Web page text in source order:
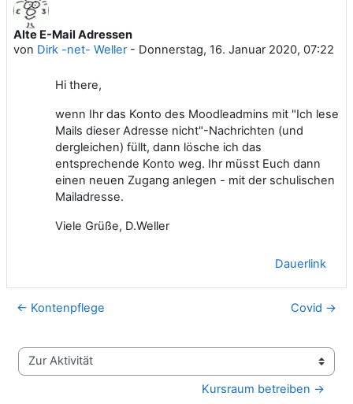
Alte E-Mail Adressen
von Dirk -net- Weller- Donnerstag, 16. Januar 2020, 07:22
Anzahl Antworten: 0
Hi there,
wenn Ihr das Konto des Moodleadmins mit "Ich lese
Mails dieser Adresse nicht"-Nachrichten (und
dergleichen) füllt, dann lösche ich das
entsprechende Konto weg. Ihr müsst Euch dann
einen neuen Zugang anlegen - mit der schulischen
Mailadresse.
Viele Grüße, D.Weller
Dauerlink
← Kontenpflege Covid →
Zur Aktivität
Kursraum betreiben →